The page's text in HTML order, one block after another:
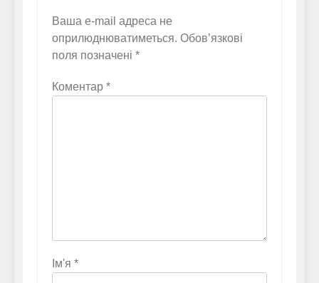
Ваша e-mail адреса не
оприлюднюватиметься. Обов’язкові
поля позначені *
Коментар *
Ім'я *